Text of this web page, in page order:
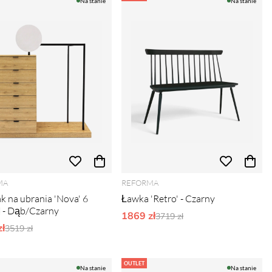
na ubrania 'Nova' 6
- Dąb/Czarny
Ordynarne ceny:
3519 zł
REFORMA
Ławka 'Retro' - Czarny
1869 złOrdynarne ceny:
3719 zł
Na stanie
OUTLET
Na stanie